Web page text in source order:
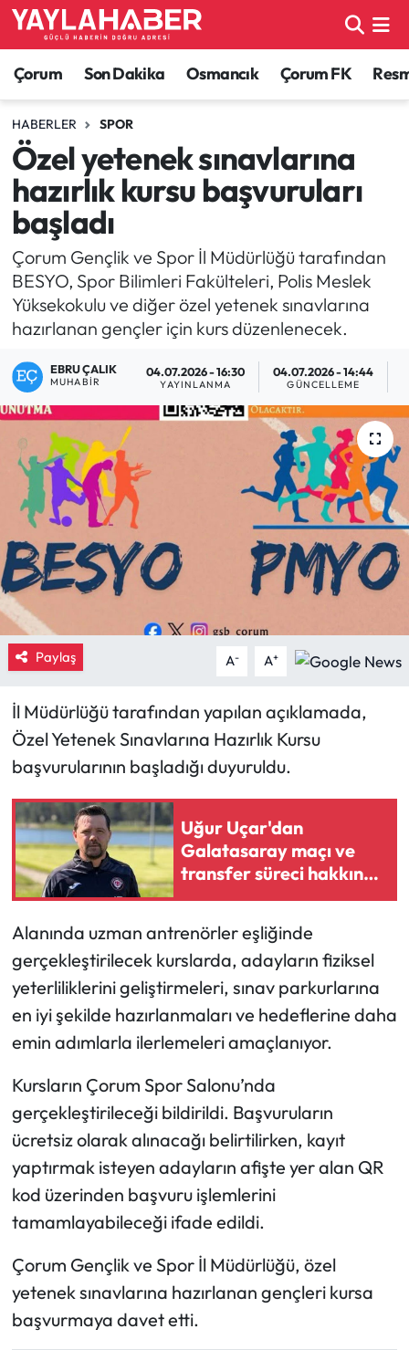
Çorum Son Dakika Osmancık Çorum FK
HABERLER SPOR
Özel yetenek sınavlarına
hazırlık kursu başvuruları
başladı
Çorum Gençlik ve Spor İl Müdürlüğü tarafından
BESYO, Spor Bilimleri Fakülteleri, Polis Meslek
Yüksekokulu ve diğer özel yetenek sınavlarına
hazırlanan gençler için kurs düzenlenecek.
EBRU ÇALIK
MUHABIR
04.07.2026 - 16:30
YAYINLANMA
04.07.2026 - 14:44
GÜNCELLEME
Paylaş A- A+
İl Müdürlüğü tarafından yapılan açıklamada,
Özel Yetenek Sınavlarına Hazırlık Kursu
başvurularının başladığı duyuruldu.
Uğur Uçar'dan
Galatasaray maçı ve
transfer süreci hakkında
çarpıcı mesajlar
Alanında uzman antrenörler eşliğinde
gerçekleştirilecek kurslarda, adayların fiziksel
yeterliliklerini geliştirmeleri, sınav parkurlarına
en iyi şekilde hazırlanmaları ve hedeflerine daha
emin adımlarla ilerlemeleri amaçlanıyor.
Kursların Çorum Spor Salonu’nda
gerçekleştirileceği bildirildi. Başvuruların
ücretsiz olarak alınacağı belirtilirken, kayıt
yaptırmak isteyen adayların afişte yer alan QR
kod üzerinden başvuru işlemlerini
tamamlayabileceği ifade edildi.
Çorum Gençlik ve Spor İl Müdürlüğü, özel
yetenek sınavlarına hazırlanan gençleri kursa
başvurmaya davet etti.
Alaca Haberleri
Bayat Haberleri
Bilgi - Keşfet Haberleri
Bilim ve Teknoloji
Boğazkale Haberleri
Çorum Haberleri
Eğitim
Ekonomi
İskilip Haberleri
Kargı Haberleri
Kimdir?
Kültür Sanat
Laçin Haberleri
Magazin
Mecitözü Haberleri
Oğuzlar Haberleri
Ortaköy Haberleri
Osmancık Haberleri
Otomotiv
Resmi İlan
Resmi Reklam
Sağlık
Siyaset
Sungurlu Haberleri
Çorum Nöbetçi Eczaneler
Çorum Hava Durumu
Çorum Namaz Vakitleri
Çorum Trafik Yoğunluk Haritası
TFF 1.Lig Puan Durumu ve Fikstür
Tüm Manşetler